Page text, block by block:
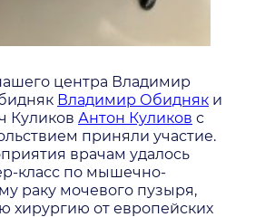
центра Владимир
Владимир Обидняк и
Куликов Антон Куликов с
приняли участие.
врачам удалось
класс по мышечно-
раку мочевого пузыря,
хирургию от европейских